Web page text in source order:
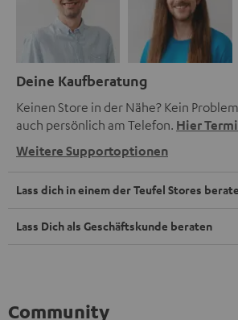
Deine Kaufberatung
Keinen Store in der Nähe? Kein
auch persönlich am Telefon. Hier
Weitere Supportoptionen
Lass dich in einem der Teufel Stores
Lass Dich als Geschäftskunde beraten
Community